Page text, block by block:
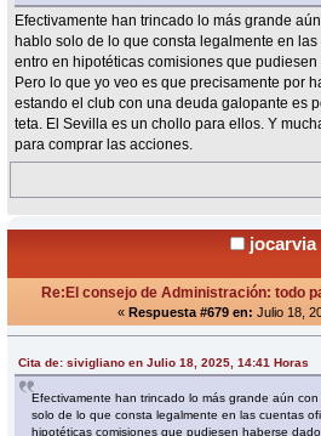
Efectivamente han trincado lo más grande
hablo solo de lo que consta legalmente en
entro en hipotéticas comisiones que pudiesen
Pero lo que yo veo es que precisamente por
estando el club con una deuda galopante es
teta. El Sevilla es un chollo para ellos. Y
para comprar las acciones.
jocarvia
Re:El consejo de Administración: todo
« Respuesta #679 en: Julio 18,
Cita de: sivigliano en Julio 18, 2025, 14:41 Horas
Efectivamente han trincado lo más grande aún
solo de lo que consta legalmente en las cuentas
hipotéticas comisiones que pudiesen haberse dado.